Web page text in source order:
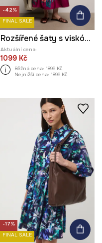
-42%
FINAL SALE
Rozšířené šaty s viskózou z kolekce Ilona Tambor x Medicine
Aktuální cena:
1099 Kč
Běžná cena: 1899 Kč
Nejnižší cena: 1899 Kč
-17%
FINAL SALE